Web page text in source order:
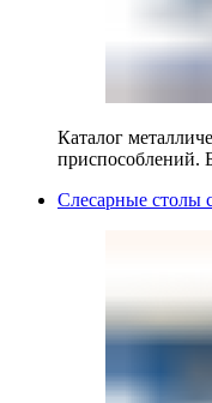
Каталог
приспособлений.
Слесарные столы